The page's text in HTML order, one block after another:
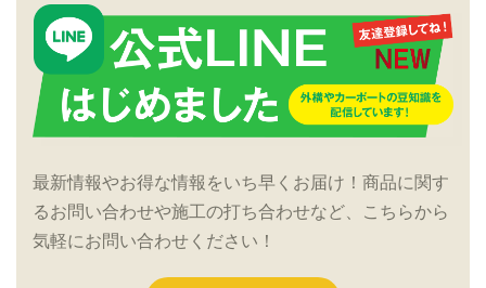
最新情報やお得な情報をいち早くお届け！商品に関す
るお問い合わせや施工の打ち合わせなど、こちらから
気軽にお問い合わせください！